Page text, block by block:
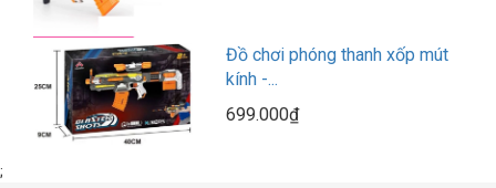
Đồ chơi phóng thanh xốp mút
kính -...
699.000₫
;